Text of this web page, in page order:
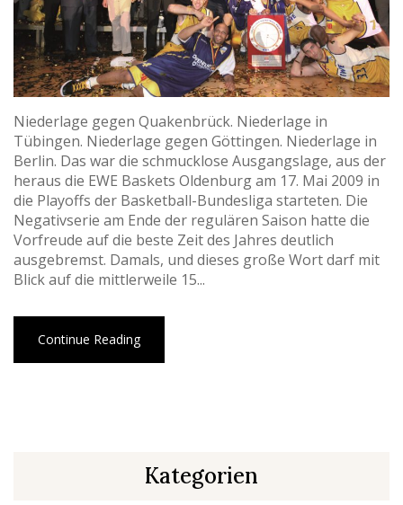
Niederlage gegen Quakenbrück. Niederlage in
Tübingen. Niederlage gegen Göttingen. Niederlage in
Berlin. Das war die schmucklose Ausgangslage, aus der
heraus die EWE Baskets Oldenburg am 17. Mai 2009 in
die Playoffs der Basketball-Bundesliga starteten. Die
Negativserie am Ende der regulären Saison hatte die
Vorfreude auf die beste Zeit des Jahres deutlich
ausgebremst. Damals, und dieses große Wort darf mit
Blick auf die mittlerweile 15...
Continue Reading
Kategorien